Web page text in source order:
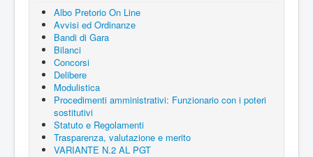
Albo Pretorio On Line
Avvisi ed Ordinanze
Bandi di Gara
Bilanci
Concorsi
Delibere
Modulistica
Procedimenti amministrativi: Funzionario con i poteri
sostitutivi
Statuto e Regolamenti
Trasparenza, valutazione e merito
VARIANTE N.2 AL PGT